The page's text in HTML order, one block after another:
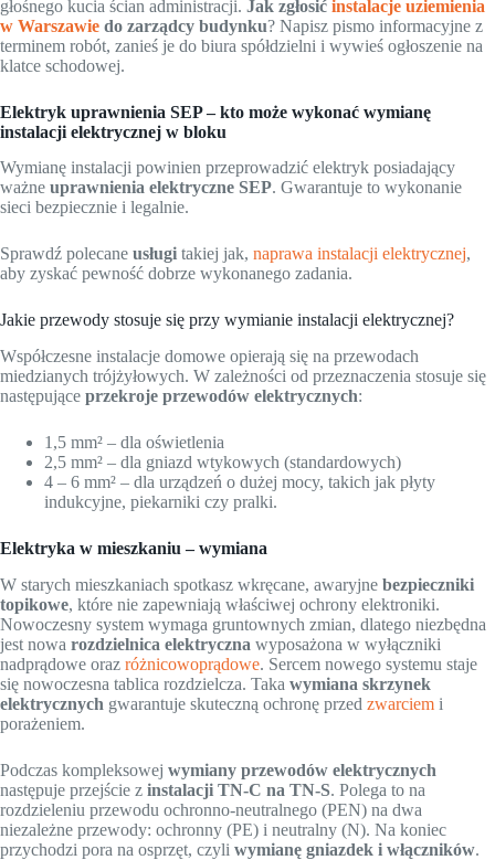
głośnego kucia ścian administracji. Jak zgłosić instalacje uziemienia
w Warszawie do zarządcy budynku? Napisz pismo informacyjne z
terminem robót, zanieś je do biura spółdzielni i wywieś ogłoszenie na
klatce schodowej.
Elektryk uprawnienia SEP – kto może wykonać wymianę
instalacji elektrycznej w bloku
Wymianę instalacji powinien przeprowadzić elektryk posiadający
ważne uprawnienia elektryczne SEP. Gwarantuje to wykonanie
sieci bezpiecznie i legalnie.
Sprawdź polecane usługi takiej jak, naprawa instalacji elektrycznej,
aby zyskać pewność dobrze wykonanego zadania.
Jakie przewody stosuje się przy wymianie instalacji elektrycznej?
Współczesne instalacje domowe opierają się na przewodach
miedzianych trójżyłowych. W zależności od przeznaczenia stosuje się
następujące przekroje przewodów elektrycznych:
1,5 mm² – dla oświetlenia
2,5 mm² – dla gniazd wtykowych (standardowych)
4 – 6 mm² – dla urządzeń o dużej mocy, takich jak płyty
indukcyjne, piekarniki czy pralki.
Elektryka w mieszkaniu – wymiana
W starych mieszkaniach spotkasz wkręcane, awaryjne bezpieczniki
topikowe, które nie zapewniają właściwej ochrony elektroniki.
Nowoczesny system wymaga gruntownych zmian, dlatego niezbędna
jest nowa rozdzielnica elektryczna wyposażona w wyłączniki
nadprądowe oraz różnicowoprądowe. Sercem nowego systemu staje
się nowoczesna tablica rozdzielcza. Taka wymiana skrzynek
elektrycznych gwarantuje skuteczną ochronę przed zwarciem i
porażeniem.
Podczas kompleksowej wymiany przewodów elektrycznych
następuje przejście z instalacji TN-C na TN-S. Polega to na
rozdzieleniu przewodu ochronno-neutralnego (PEN) na dwa
niezależne przewody: ochronny (PE) i neutralny (N). Na koniec
przychodzi pora na osprzęt, czyli wymianę gniazdek i włączników.